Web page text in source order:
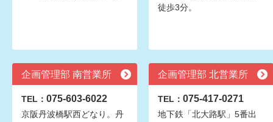
徒歩3分。
企画管理部 南営業所
TEL： 075-603-6022
京阪丹波橋駅西どなり。丹
企画管理部 北営業所
TEL： 075-417-0271
地下鉄「北大路駅」5番出